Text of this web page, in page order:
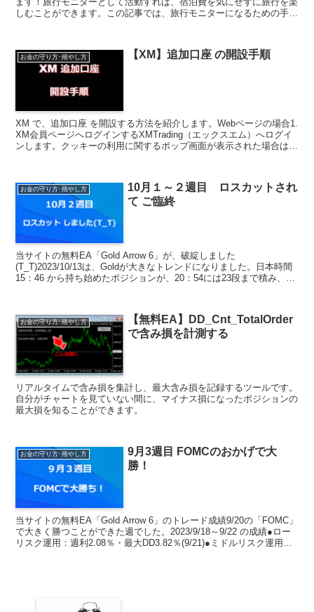
しむことができます。この記事では、旅行モニターになるための手順
お金の守り方･殖やし方 【XM】追加口座 の開設手順
XM で、追加口座 を開設する方法を紹介します。Webページの場合1.
XM会員ページへログインするXMTrading（エックスエム）へログイ
ンします。クッキーの利用に関するポップ画面が表示された場合は
お金の守り方･殖やし方
10月１～２週目 ロスカットされ
て ご臨終
当サイトの無料EA「Gold Arrow 6」が、破綻しました
(T_T)2023/10/13は、Goldが大きなトレンドになりました。日本時間
15：46 から持ち始めたポジションが、20：54には23段まで積み、
お金の守り方･殖やし方
【無料EA】DD_Cnt_TotalOrder
で含み損を計測する
リアルタイムで含み損を集計し、最大含み損を記録するツールです。
自分がチャートを見ていない間に、マイナス損になったポジションの
最大損を知ることができます。
お金の守り方･殖やし方
9月3週目 FOMCのおかげで大
勝！
当サイトの無料EA「Gold Arrow 6」のトレード成績9/20の「FOMC」
で大きく勝つことができた週でした。2023/9/18～9/22 の成績●ロー
リスク運用：週利2.08％・最大DD3.82％(9/21)●ミドルリスク運用：